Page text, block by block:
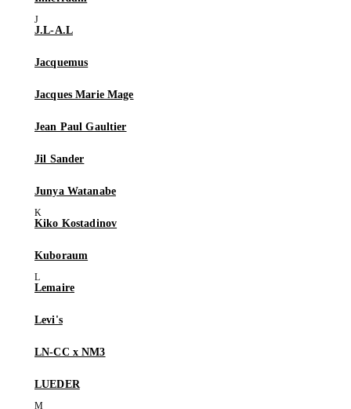
J.L-A.L
Jacquemus
Jacques Marie Mage
Jean Paul Gaultier
Jil Sander
Junya Watanabe
Kiko Kostadinov
Kuboraum
Lemaire
Levi's
LN-CC x NM3
LUEDER